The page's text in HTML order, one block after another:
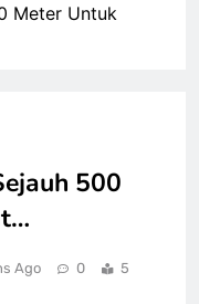
Meter Untuk
500
Ago 0
5